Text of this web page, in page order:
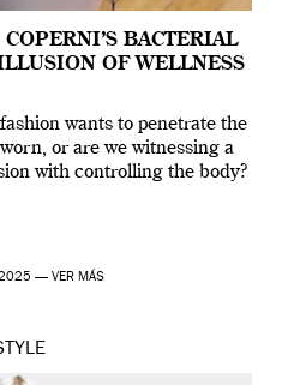
BACTERIAL
OF WELLNESS
wants to penetrate the
or are we witnessing a
with controlling the body?
— VER MÁS